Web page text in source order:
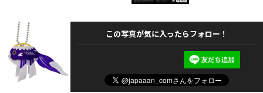
この写真が気に入ったらフォロー！